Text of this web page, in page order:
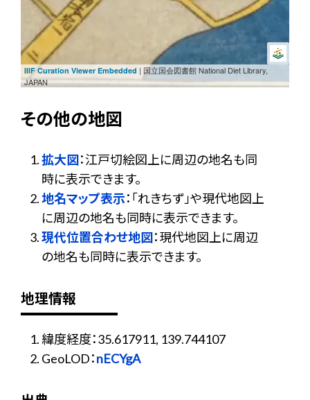
IIIF Curation Viewer Embedded | 国立国会図書館 National Diet Library,
JAPAN
その他の地図
拡大図：江戸切絵図上に周辺の地名も同
時に表示できます。
地名マップ表示：「れきちず」や現代地図上
に周辺の地名も同時に表示できます。
現代位置合わせ地図：現代地図上に周辺
の地名も同時に表示できます。
地理情報
緯度経度：35.617911, 139.744107
GeoLOD：nECYgA